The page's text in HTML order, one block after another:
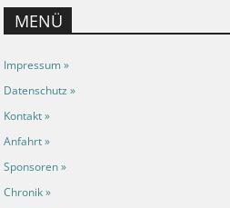
MENÜ
Impressum »
Datenschutz »
Kontakt »
Anfahrt »
Sponsoren »
Chronik »